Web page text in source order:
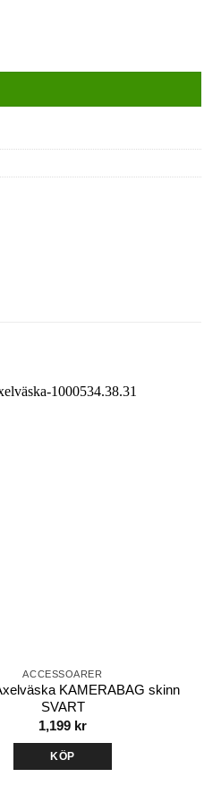
ACCESSOARER
KAMERABAG skinn
SVART
1,199 kr
KÖP